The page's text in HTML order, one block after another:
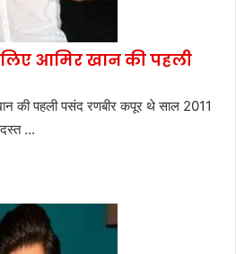
आमिर खान की पहली
की पहली पसंद रणबीर कपूर थे साल 2011
...